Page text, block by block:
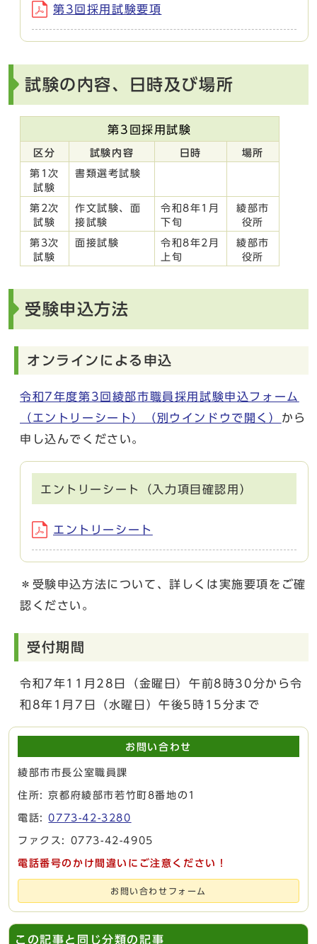
第3回採用試験要項
試験の内容、日時及び場所
第3回採用試験
区分 試験内容 日時 場所
第1次
試験
書類選考試験
第2次
試験
作文試験、面
接試験
令和8年1月
下旬
綾部市
役所
第3次
試験
面接試験
令和8年2月
上旬
綾部市
役所
受験申込方法
オンラインによる申込
令和7年度第3回綾部市職員採用試験申込フォーム
（エントリーシート）
（別ウインドウで開く） から
申し込んでください。
エントリーシート（入力項目確認用）
エントリーシート
＊受験申込方法について、詳しくは実施要項をご確
認ください。
受付期間
令和7年11月28日（金曜日）午前8時30分から令
和8年1月7日（水曜日）午後5時15分まで
お問い合わせ
綾部市市長公室職員課
住所: 京都府綾部市若竹町8番地の1
電話:0773-42-3280
ファクス: 0773-42-4905
電話番号のかけ間違いにご注意ください！
お問い合わせフォーム
この記事と同じ分類の記事